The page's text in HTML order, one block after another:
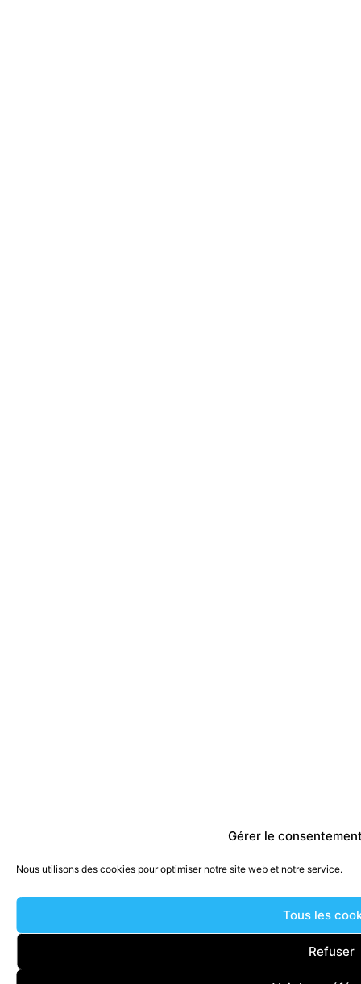
Gérer le
Nous utilisons des cookies pour optimiser notre site web et notre service.
Tous les
Refuser